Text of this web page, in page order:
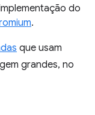
do
.
que usam
grandes, no